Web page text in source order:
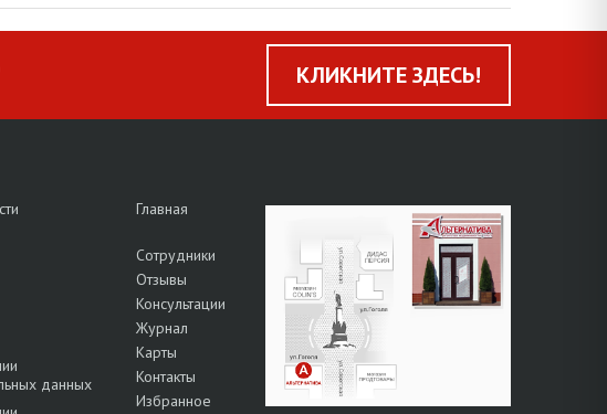
КЛИКНИТЕ ЗДЕСЬ!
данных
Главная
Сотрудники
Отзывы
Консультации
Журнал
Карты
Контакты
Избранное